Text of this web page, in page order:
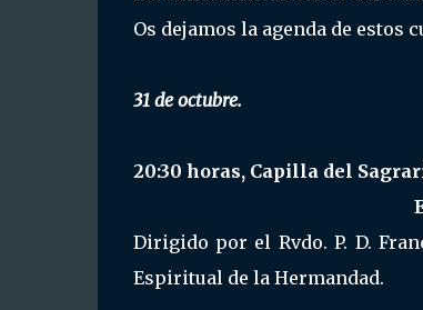
Os dejamos la agenda de estos
31 de octubre.
20:30 horas, Capilla del
Dirigido por el Rvdo. P. D.
Espiritual de la Hermandad.